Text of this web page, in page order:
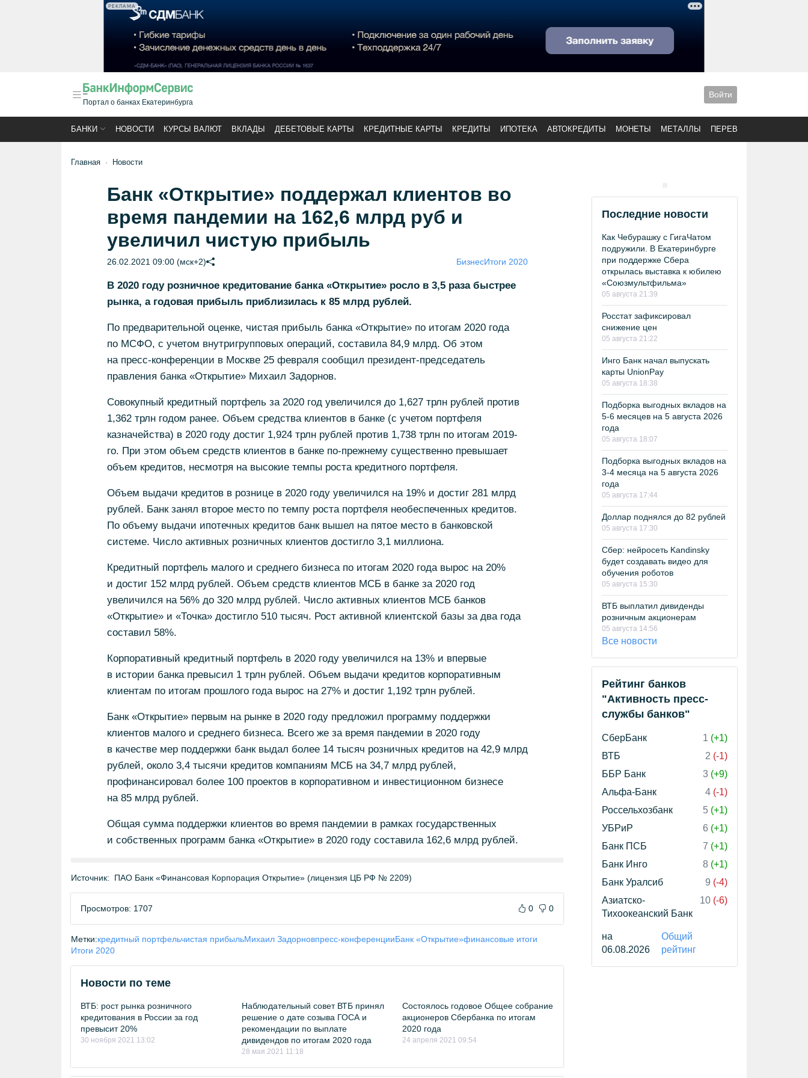
РЕКЛАМА
Портал о банках Екатеринбурга
Войти
БАНКИ НОВОСТИ КУРСЫ ВАЛЮТ ВКЛАДЫ ДЕБЕТОВЫЕ КАРТЫ КРЕДИТНЫЕ КАРТЫ КРЕДИТЫ ИПОТЕКА АВТОКРЕДИТЫ МОНЕТЫ МЕТАЛЛЫ ПЕРЕВОДЫ
Главная Новости
Банк «Открытие» поддержал клиентов во
время пандемии на 162,6 млрд руб и
увеличил чистую прибыль
26.02.2021 09:00 (мск+2) БизнесИтоги 2020
В 2020 году розничное кредитование банка «Открытие» росло в 3,5 раза быстрее
рынка, а годовая прибыль приблизилась к 85 млрд рублей.
По предварительной оценке, чистая прибыль банка «Открытие» по итогам 2020 года
по МСФО, с учетом внутригрупповых операций, составила 84,9 млрд. Об этом
на пресс-конференции в Москве 25 февраля сообщил президент-председатель
правления банка «Открытие» Михаил Задорнов.
Совокупный кредитный портфель за 2020 год увеличился до 1,627 трлн рублей против
1,362 трлн годом ранее. Объем средства клиентов в банке (с учетом портфеля
казначейства) в 2020 году достиг 1,924 трлн рублей против 1,738 трлн по итогам 2019-
го. При этом объем средств клиентов в банке по-прежнему существенно превышает
объем кредитов, несмотря на высокие темпы роста кредитного портфеля.
Объем выдачи кредитов в рознице в 2020 году увеличился на 19% и достиг 281 млрд
рублей. Банк занял второе место по темпу роста портфеля необеспеченных кредитов.
По объему выдачи ипотечных кредитов банк вышел на пятое место в банковской
системе. Число активных розничных клиентов достигло 3,1 миллиона.
Кредитный портфель малого и среднего бизнеса по итогам 2020 года вырос на 20%
и достиг 152 млрд рублей. Объем средств клиентов МСБ в банке за 2020 год
увеличился на 56% до 320 млрд рублей. Число активных клиентов МСБ банков
«Открытие» и «Точка» достигло 510 тысяч. Рост активной клиентской базы за два года
составил 58%.
Корпоративный кредитный портфель в 2020 году увеличился на 13% и впервые
в истории банка превысил 1 трлн рублей. Объем выдачи кредитов корпоративным
клиентам по итогам прошлого года вырос на 27% и достиг 1,192 трлн рублей.
Банк «Открытие» первым на рынке в 2020 году предложил программу поддержки
клиентов малого и среднего бизнеса. Всего же за время пандемии в 2020 году
в качестве мер поддержки банк выдал более 14 тысяч розничных кредитов на 42,9 млрд
рублей, около 3,4 тысячи кредитов компаниям МСБ на 34,7 млрд рублей,
профинансировал более 100 проектов в корпоративном и инвестиционном бизнесе
на 85 млрд рублей.
Общая сумма поддержки клиентов во время пандемии в рамках государственных
и собственных программ банка «Открытие» в 2020 году составила 162,6 млрд рублей.
Источник: ПАО Банк «Финансовая Корпорация Открытие» (лицензия ЦБ РФ № 2209)
Просмотров: 1707 0 0
Метки:кредитный портфельчистая прибыльМихаил Задорновпресс-конференцииБанк «Открытие»финансовые итоги
Итоги 2020
Новости по теме
ВТБ: рост рынка розничного
кредитования в России за год
превысит 20%
30 ноября 2021 13:02
Наблюдательный совет ВТБ принял
решение о дате созыва ГОСА и
рекомендации по выплате
дивидендов по итогам 2020 года
28 мая 2021 11:18
Состоялось годовое Общее собрание
акционеров Сбербанка по итогам
2020 года
24 апреля 2021 09:54
Последние новости
Как Чебурашку с ГигаЧатом
подружили. В Екатеринбурге
при поддержке Сбера
открылась выставка к юбилею
«Союзмультфильма»
05 августа 21:39
Росстат зафиксировал
снижение цен
05 августа 21:22
Инго Банк начал выпускать
карты UnionPay
05 августа 18:38
Подборка выгодных вкладов на
5-6 месяцев на 5 августа 2026
года
05 августа 18:07
Подборка выгодных вкладов на
3-4 месяца на 5 августа 2026
года
05 августа 17:44
Доллар поднялся до 82 рублей
05 августа 17:30
Сбер: нейросеть Kandinsky
будет создавать видео для
обучения роботов
05 августа 15:30
ВТБ выплатил дивиденды
розничным акционерам
05 августа 14:56
Все новости
Рейтинг банков
"Активность пресс-
службы банков"
СберБанк 1 (+1)
ВТБ
2 (-1)
ББР Банк
3 (+9)
Альфа-Банк
4 (-1)
Россельхозбанк
5 (+1)
УБРиР
6 (+1)
Банк ПСБ
7 (+1)
Банк Инго
8 (+1)
Банк Уралсиб
9 (-4)
Азиатско-
Тихоокеанский Банк
10 (-6)
на
06.08.2026
Общий
рейтинг